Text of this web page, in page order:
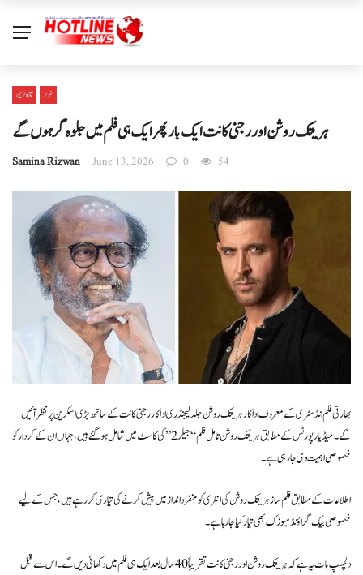
تازہ ترین شوبز
ہریتک روشن اور رجنی کانت ایک بار پھر ایک ہی فلم میں جلوہ گر ہوں گے
Samina Rizwan June 13, 2026 0 54
بھارتی فلم انڈسٹری کے معروف اداکار ہریتک روشن جلد لیجنڈری اداکار رجنی کانت کے ساتھ بڑی اسکرین پر نظر آئیں
گے۔ میڈیا رپورٹس کے مطابق ہریتک روشن تامل فلم “جیلر 2” کی کاسٹ میں شامل ہو گئے ہیں، جہاں ان کے کردار کو
خصوصی اہمیت دی جا رہی ہے۔
اطلاعات کے مطابق فلم ساز ہریتک روشن کی انٹری کو منفرد انداز میں پیش کرنے کی تیاری کر رہے ہیں، جس کے لیے
خصوصی بیک گراؤنڈ میوزک بھی تیار کیا جا رہا ہے۔
دلچسپ بات یہ ہے کہ ہریتک روشن اور رجنی کانت تقریباً 40 سال بعد ایک ہی فلم میں دکھائی دیں گے۔ اس سے قبل